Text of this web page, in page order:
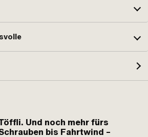
Und noch mehr fürs
bis Fahrtwind –